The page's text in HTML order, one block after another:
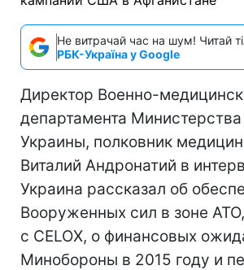
Не витрачай час на шум! Читай
РБК-Україна у Google
Директор Военно-
департамента
Украины, полковник
Виталий Андронатий в
Украина рассказал об
Вооруженных сил в зоне
с CELOX, о финансовых
Минобороны в 2015 году и